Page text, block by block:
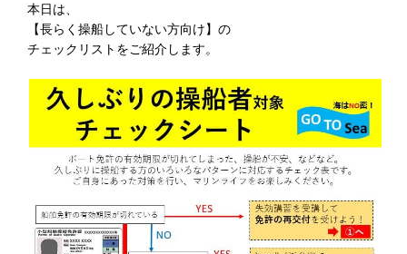
本日は、
【長らく操船していない方向け】の
チェックリストをご紹介します。